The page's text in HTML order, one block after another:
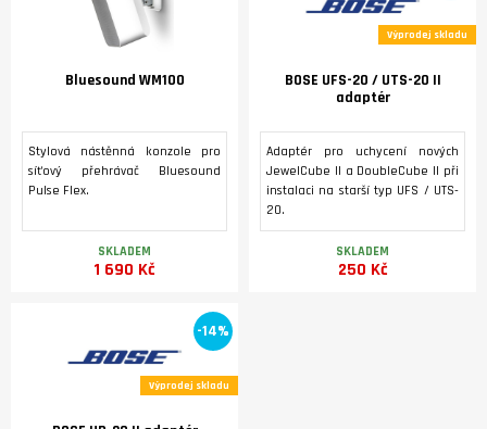
Bluesound WM100
Stylová nástěnná konzole pro
síťový přehrávač Bluesound
Pulse Flex.
SKLADEM
1 690 Kč
Výprodej skladu
BOSE UFS-20 / UTS-20 II
adaptér
Adaptér pro uchycení nových
JewelCube II a DoubleCube II při
instalaci na starší typ UFS / UTS-
20.
SKLADEM
250 Kč
Výprodej skladu
-14%